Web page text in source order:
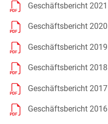
Geschäftsbericht 2021
Geschäftsbericht 2020
Geschäftsbericht 2019
Geschäftsbericht 2018
Geschäftsbericht 2017
Geschäftsbericht 2016